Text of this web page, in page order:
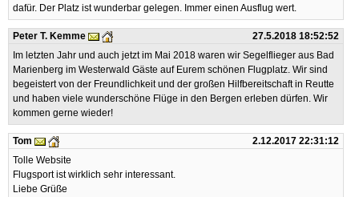
dafür. Der Platz ist wunderbar gelegen. Immer einen Ausflug wert.
Peter T. Kemme
27.5.2018 18:52:52
Im letzten Jahr und auch jetzt im Mai 2018 waren wir Segelflieger aus Bad
Marienberg im Westerwald Gäste auf Eurem schönen Flugplatz. Wir sind
begeistert von der Freundlichkeit und der großen Hilfbereitschaft in Reutte
und haben viele wunderschöne Flüge in den Bergen erleben dürfen. Wir
kommen gerne wieder!
Tom
2.12.2017 22:31:12
Tolle Website
Flugsport ist wirklich sehr interessant.
Liebe Grüße